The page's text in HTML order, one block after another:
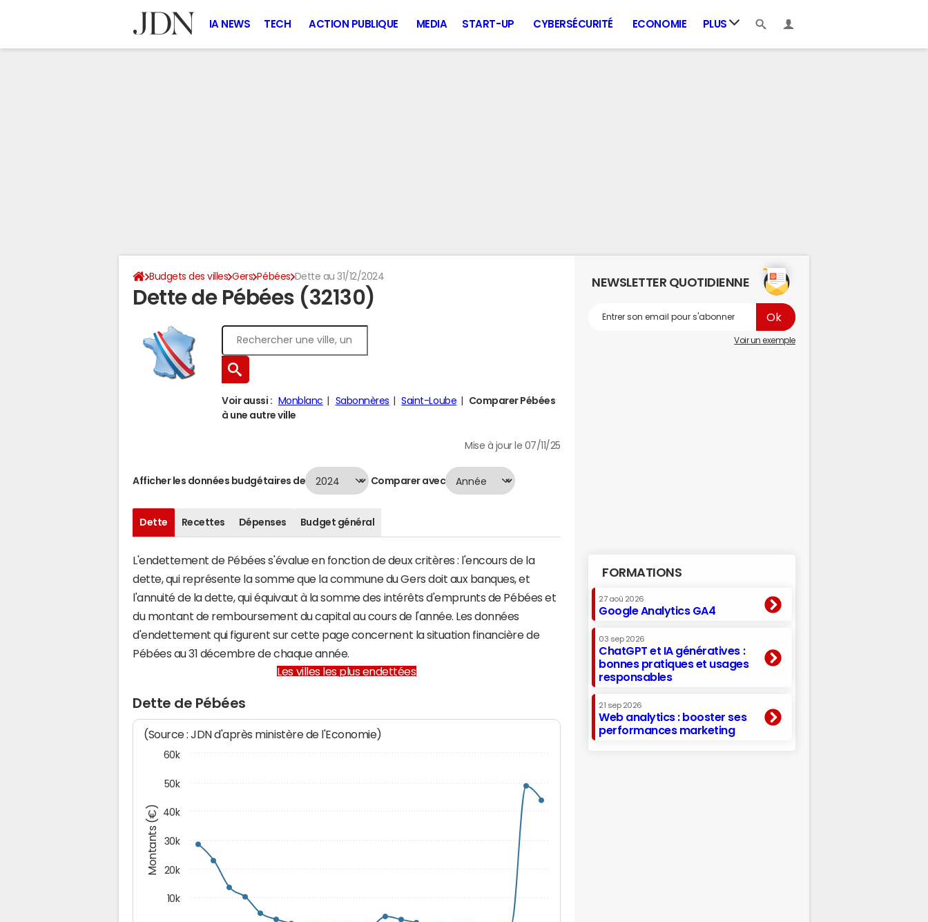
IA NEWS TECH ACTION PUBLIQUE MEDIA START-UP CYBERSÉCURITÉ ECONOMIE PLUS
Budgets des villes Gers Pébées Dette au 31/12/2024
Dette de Pébées (32130)
Voir aussi : Monblanc Sabonnères Saint-Loube
Comparer Pébées
à une autre ville
Mise à jour le 07/11/25
Afficher les données budgétaires de Comparer avec
Dette Recettes Dépenses Budget général
L'endettement de Pébées s'évalue en fonction de deux critères : l'encours de la
dette, qui représente la somme que la commune du Gers doit aux banques, et
l'annuité de la dette, qui équivaut à la somme des intérêts d'emprunts de Pébées et
du montant de remboursement du capital au cours de l'année. Les données
d'endettement qui figurent sur cette page concernent la situation financière de
Pébées au 31 décembre de chaque année.
Les villes les plus endettées
Dette de Pébées
Montants (€)
(Source : JDN d'après ministère de l'Economie)
10k
20k
30k
40k
50k
60k
NEWSLETTER QUOTIDIENNE
Voir un exemple
FORMATIONS
27 aoû 2026
Google Analytics GA4
03 sep 2026
ChatGPT et IA génératives :
bonnes pratiques et usages
responsables
21 sep 2026
Web analytics : booster ses
performances marketing